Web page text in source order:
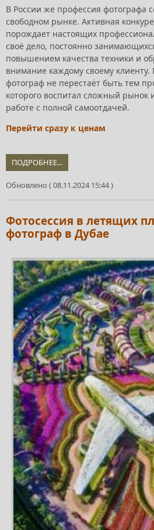
В России же профессия фотографа
свободном рынке. Активная
порождает настоящих
своё дело, постоянно
повышением качества техники и
внимание каждому своему
фотограф не перестаёт быть тем
которого воспитал сложный рынок
работе с полной самоотдачей.
Перейти сразу к ценам
ПОДРОБНЕЕ...
Обновлено ( 08.11.2024 15:44 )
Фотосессия в летящих
фотограф в Дубае